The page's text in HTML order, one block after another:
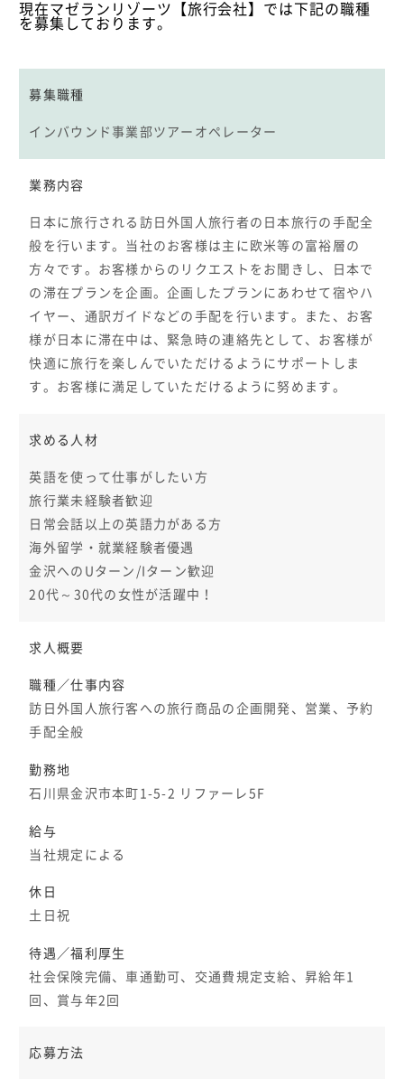
現在マゼランリゾーツ【旅行会社】では下記の職種
を募集しております。
募集職種
インバウンド事業部ツアーオペレーター
業務内容
日本に旅行される訪日外国人旅行者の日本旅行の手配全
般を行います。当社のお客様は主に欧米等の富裕層の
方々です。お客様からのリクエストをお聞きし、日本で
の滞在プランを企画。企画したプランにあわせて宿やハ
イヤー、通訳ガイドなどの手配を行います。また、お客
様が日本に滞在中は、緊急時の連絡先として、お客様が
快適に旅行を楽しんでいただけるようにサポートしま
す。お客様に満足していただけるように努めます。
求める人材
英語を使って仕事がしたい方
旅行業未経験者歓迎
日常会話以上の英語力がある方
海外留学・就業経験者優遇
金沢へのUターン/Iターン歓迎
20代～30代の女性が活躍中！
求人概要
職種／仕事内容
訪日外国人旅行客への旅行商品の企画開発、営業、予約
手配全般
勤務地
石川県金沢市本町1-5-2 リファーレ5F
給与
当社規定による
休日
土日祝
待遇／福利厚生
社会保険完備、車通勤可、交通費規定支給、昇給年1
回、賞与年2回
応募方法